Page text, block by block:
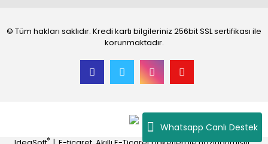
Whatsapp Canlı Destek
© Tüm hakları saklıdır. Kredi kartı bilgileriniz 256bit SSL sertifikası ile
korunmaktadır.
®